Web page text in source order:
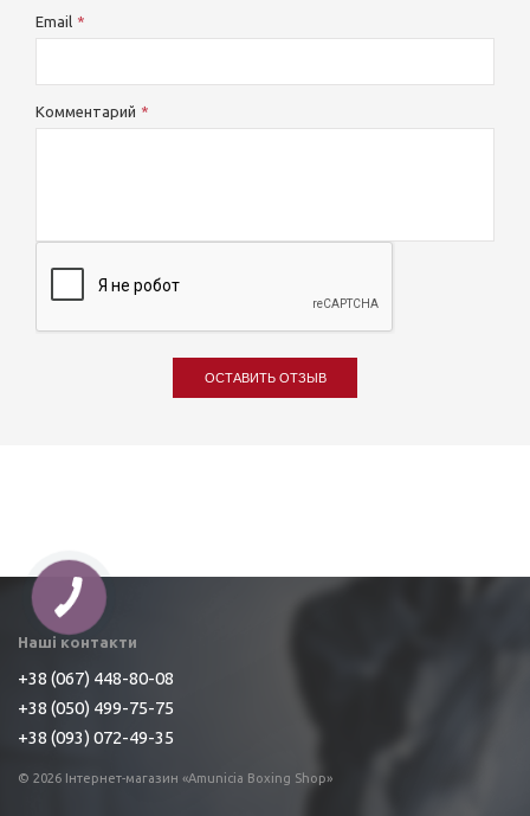
Email
Комментарий
ОСТАВИТЬ ОТЗЫВ
Наші контакти
+38 (067) 448-80-08
+38 (050) 499-75-75
+38 (093) 072-49-35
© 2026 Інтернет-магазин «Amunicia Boxing Shop»